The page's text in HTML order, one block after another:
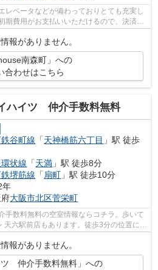
レベータなどが備わっておりとても充実し
期費用がお支払いいただけるので、決済の
イン...
報がありません。
南森町」への
合わせはこちら
ハイツ 仲介手数料無料
谷町線 「天神橋筋六丁目 」駅 徒歩
状線 「天満 」駅 徒歩8分
堺筋線 「扇町 」駅 徒歩10分
年
大阪市北区菅栄町
数料無料の空室情報ならコチラ。歩いて
天六駅前店もあります。徒歩3分の位置に駅
報がありません。
ツ 仲介手数料無料」への